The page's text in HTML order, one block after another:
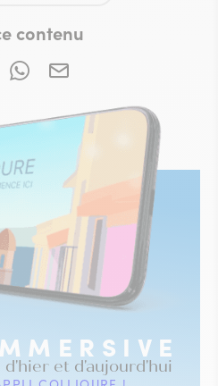
contenu
Facebook (nouvelle fenêtre)
sur X / Twitter (nouvelle
Partager sur WhatsApp
Partager par mail
et d'aujourd'hui